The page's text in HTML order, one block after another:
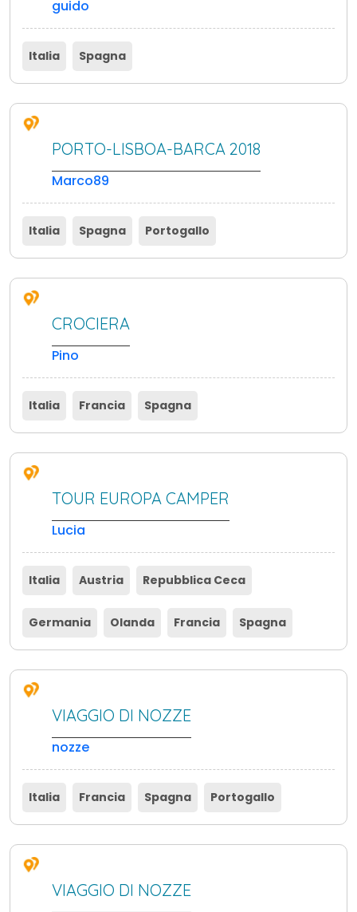
guido
Italia Spagna
PORTO-LISBOA-BARCA 2018
Marco89
Italia Spagna Portogallo
CROCIERA
Pino
Italia Francia Spagna
TOUR EUROPA CAMPER
Lucia
Italia Austria Repubblica Ceca
Germania Olanda Francia Spagna
VIAGGIO DI NOZZE
nozze
Italia Francia Spagna Portogallo
VIAGGIO DI NOZZE